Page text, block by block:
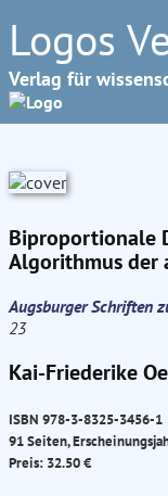
Logos
Verlag für
Biproportionale
Algorithmus der
Augsburger Schriften
23
Kai-Friederike
ISBN 978-3-8325-3456-1
91 Seiten,
Preis: 32.50 €